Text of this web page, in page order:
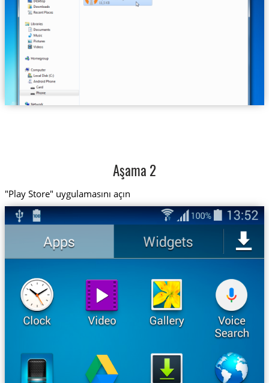
Aşama 2
"Play Store" uygulamasını açın